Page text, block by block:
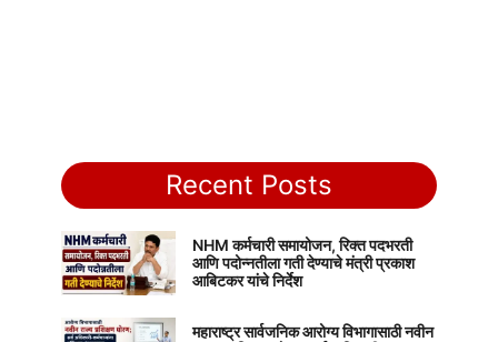
Recent Posts
NHM कर्मचारी समायोजन, रिक्त पदभरती
आणि पदोन्नतीला गती देण्याचे मंत्री प्रकाश
आबिटकर यांचे निर्देश
महाराष्ट्र सार्वजनिक आरोग्य विभागासाठी नवीन